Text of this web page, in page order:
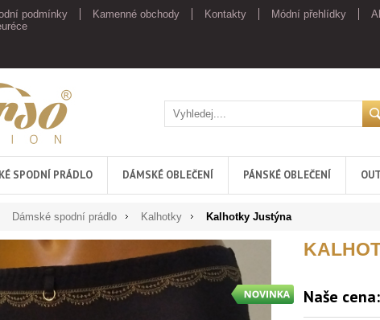
podmínky Kamenné obchody Kontakty Módní přehlídky
SPODNÍ PRÁDLO DÁMSKÉ OBLEČENÍ PÁNSKÉ OBLEČENÍ
Dámské spodní prádlo Kalhotky Kalhotky Justýna
Naše cena: